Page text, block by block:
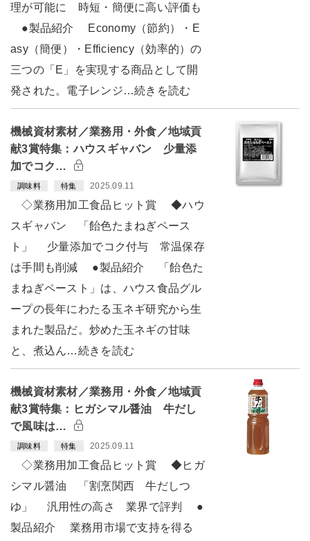
理が可能に 時短・簡便に高い評価も
●製品紹介 Economy（節約）・E
asy（簡便）・Efficiency（効率的）の
三つの「E」を実現する商品として開
発された。電子レンジ…続きを読む
機械資材素材／業務用・外食／地域貢
献3賞特集：ハウスギャバン 少量添
加でコク…
調味料 特集 2025.09.11
◇業務用加工食品ヒット賞 ◆ハウ
スギャバン 「飴色たまねぎペース
ト」 少量添加でコク付与 常温保存
は手間も削減 ●製品紹介 「飴色た
まねぎペースト」は、ハウス食品グル
ープの長年にわたる玉ネギ研究から生
まれた製品だ。炒めた玉ネギの甘味
と、煮込ん…続きを読む
機械資材素材／業務用・外食／地域貢
献3賞特集：ヒガシマル醤油 牛だし
で風味は…
調味料 特集 2025.09.11
◇業務用加工食品ヒット賞 ◆ヒガ
シマル醤油 「割烹関西 牛だしつ
ゆ」 汎用性の高さ 業界で評判 ●
製品紹介 業務用市場で支持を得る